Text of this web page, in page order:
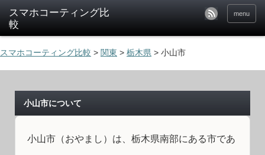
menu
スマホコーティング比較 > 関東 > 栃木県 > 小山市
小山市について
小山市（おやまし）は、栃木県南部にある市であ